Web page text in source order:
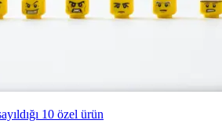
10 özel ürün